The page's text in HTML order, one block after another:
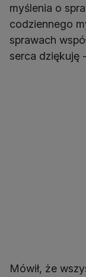
myślenia o
codziennego
sprawach
serca dziękuję
Mówił, że